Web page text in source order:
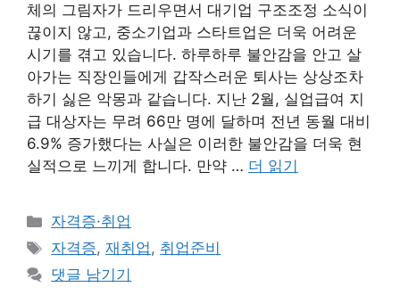
체의 그림자가 드리우면서 대기업 구조조정 소식이
끊이지 않고, 중소기업과 스타트업은 더욱 어려운
시기를 겪고 있습니다. 하루하루 불안감을 안고 살
아가는 직장인들에게 갑작스러운 퇴사는 상상조차
하기 싫은 악몽과 같습니다. 지난 2월, 실업급여 지
급 대상자는 무려 66만 명에 달하며 전년 동월 대비
6.9% 증가했다는 사실은 이러한 불안감을 더욱 현
실적으로 느끼게 합니다. 만약 … 더 읽기
카
테
리
자격증·취업
태
그
자격증,재취업, 취업준비
댓글 남기기